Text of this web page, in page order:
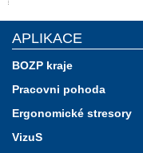
APLIKACE
BOZP kraje
Pracovni pohoda
Ergonomické stresory
VizuS